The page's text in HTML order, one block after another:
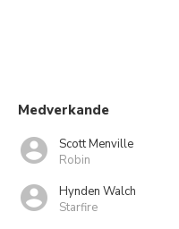
Medverkande
Scott Menville
Robin
Hynden Walch
Starfire